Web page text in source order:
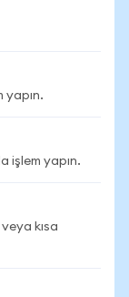
yapın.
işlem yapın.
kısa